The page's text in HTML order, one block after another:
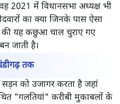
2021 में विधानसभा अध्यक्ष भी
का क्या जिनके पास ऐसा
की यह कछुआ चाल चुराए गए
जाती है।
तक
सड़न को उजागर करता है जहां
"गलतियां" करीबी मुकाबलों के